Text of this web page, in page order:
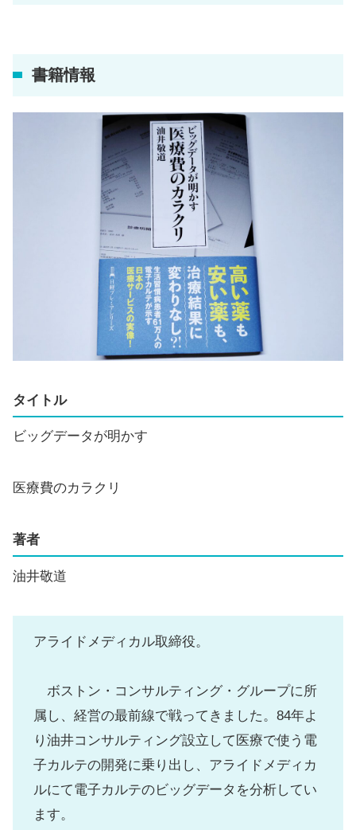
書籍情報
タイトル
ビッグデータが明かす
医療費のカラクリ
著者
油井敬道
アライドメディカル取締役。
ボストン・コンサルティング・グループに所
属し、経営の最前線で戦ってきました。84年よ
り油井コンサルティング設立して医療で使う電
子カルテの開発に乗り出し、アライドメディカ
ルにて電子カルテのビッグデータを分析してい
ます。